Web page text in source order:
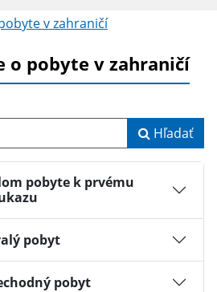
v zahraničí
o pobyte v zahraničí
Hľadať
pobyte k prvému
pobyt
pobyt